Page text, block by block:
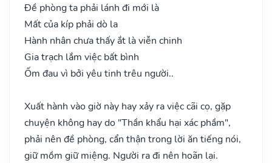
Đề phòng ta phải lánh đi mới là
Mất của kíp phải dò la
Hành nhân chưa thấy ắt là viễn chinh
Gia trạch lắm việc bất bình
Ốm đau vì bởi yêu tinh trêu người..
Xuất hành vào giờ này hay xảy ra việc cãi cọ, gặp
chuyện không hay do "Thần khẩu hại xác phầm",
phải nên đề phòng, cẩn thận trong lời ăn tiếng nói,
giữ mồm giữ miệng. Người ra đi nên hoãn lại.